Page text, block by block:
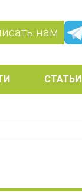
нам
СТАТЬИ